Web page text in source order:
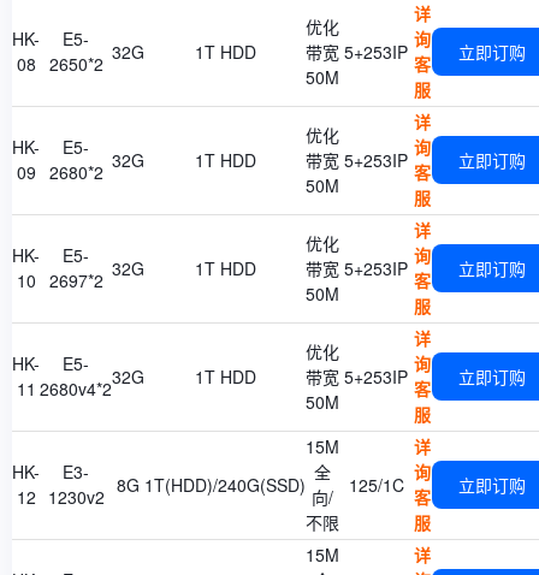
HK-
08
E5-
2650*2 32G 1T HDD
优化
带宽
50M
5+253IP
详
询
客
服
立即订购
HK-
09
E5-
2680*2 32G 1T HDD
优化
带宽
50M
5+253IP
详
询
客
服
立即订购
HK-
10
E5-
2697*2 32G 1T HDD
优化
带宽
50M
5+253IP
详
询
客
服
立即订购
HK-
11
E5-
2680v4*232G 1T HDD
优化
带宽
50M
5+253IP
详
询
客
服
立即订购
HK-
12
E3-
1230v2 8G 1T(HDD)/240G(SSD)
15M
全
向/
不限
125/1C
详
询
客
服
立即订购
15M
详